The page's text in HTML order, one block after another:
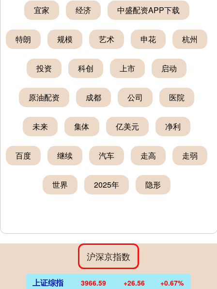
宜家 经济 中盛配资APP下载
特朗 规模 艺术 申花 杭州
投资 科创 上市 启动
原油配资 成都 公司 医院
未来 集体 亿美元 净利
百度 继续 汽车 走高 走弱
世界 2025年 隐形
沪深京指数
上证综指 3966.59 +26.56 +0.67%